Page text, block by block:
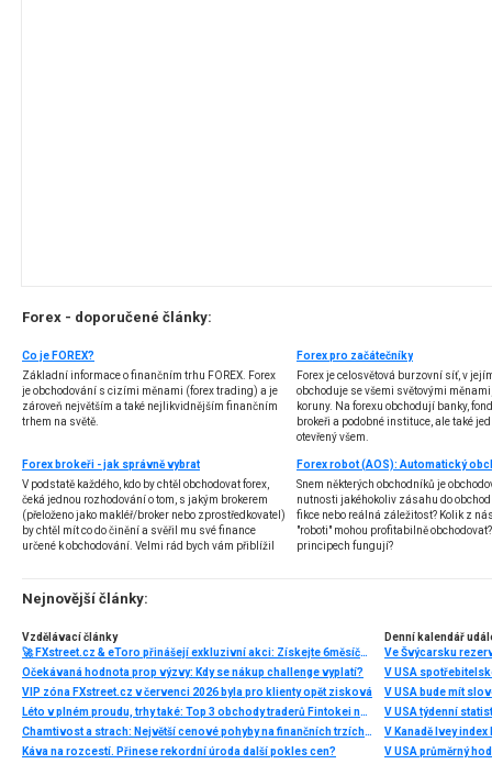
Forex - doporučené články:
Co je FOREX?
Základní informace o finančním trhu FOREX. Forex
je obchodování s cizími měnami (forex trading) a je
zároveň největším a také nejlikvidnějším finančním
trhem na světě.
Forex pro začátečníky
Forex je celosvětová burzovní síť, v
obchoduje se všemi světovými
koruny. Na forexu obchodují banky,
brokeři a podobné instituce, ale také
otevřený všem.
Forex brokeři - jak správně vybrat
V podstatě každého, kdo by chtěl obchodovat forex,
čeká jednou rozhodování o tom, s jakým brokerem
(přeloženo jako makléř/broker nebo zprostředkovatel)
by chtěl mít co do činění a svěřil mu své finance
určené k obchodování. Velmi rád bych vám přiblížil
několik příkladů nejznámějších z nich.
Snem některých obchodníků je
nutnosti jakéhokoliv zásahu do
fikce nebo reálná záležitost? Kolik z
"roboti" mohou profitabilně
principech fungují?
Nejnovější články:
Vzdělávací články
🚀 FXstreet.cz & eToro přinášejí exkluzivní akci: Získejte 6měsíční členství ve VIP zóně ZDARMA
Očekávaná hodnota prop výzvy: Kdy se nákup challenge vyplatí?
VIP zóna FXstreet.cz v červenci 2026 byla pro klienty opět zisková
Léto v plném proudu, trhy také: Top 3 obchody traderů Fintokei na indexech a zlatě
Chamtivost a strach: Největší cenové pohyby na finančních trzích (červenec 2026)
Káva na rozcestí. Přinese rekordní úroda další pokles cen?
Denní kalendář
Ve Švýcarsku
V USA
V USA bude mít
V USA týdenní
V Kanadě Ivey index
V USA průměrný